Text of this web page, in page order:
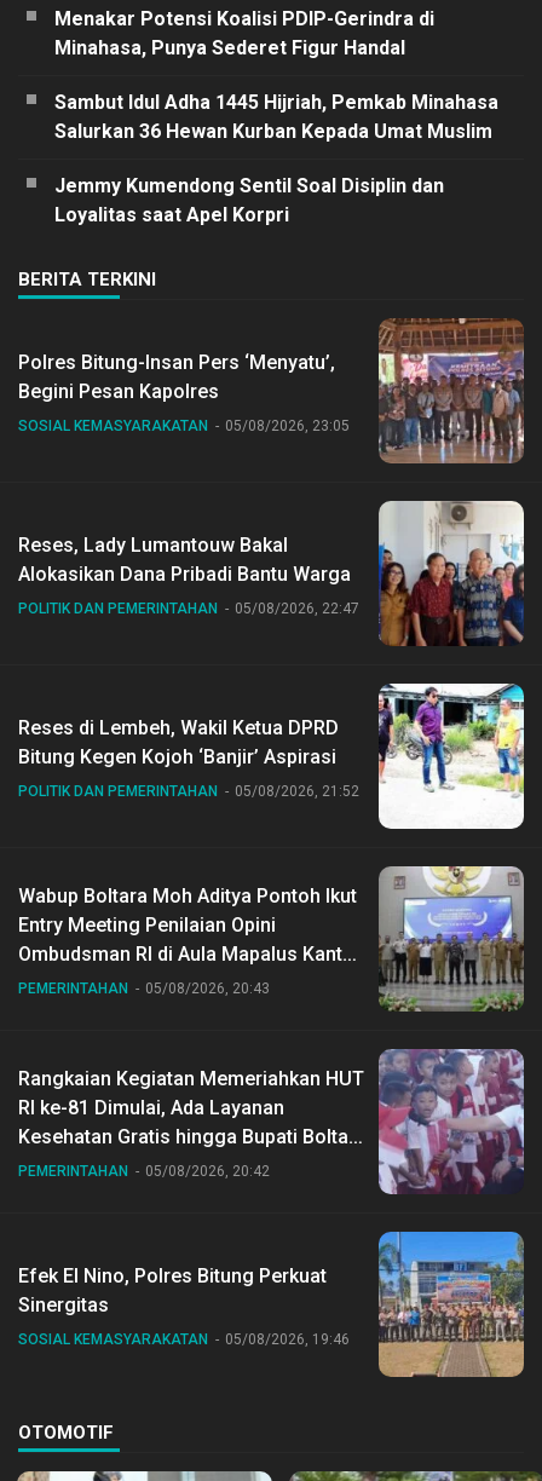
Menakar Potensi Koalisi PDIP-Gerindra di
Minahasa, Punya Sederet Figur Handal
Sambut Idul Adha 1445 Hijriah, Pemkab Minahasa
Salurkan 36 Hewan Kurban Kepada Umat Muslim
Jemmy Kumendong Sentil Soal Disiplin dan
Loyalitas saat Apel Korpri
BERITA TERKINI
Polres Bitung-Insan Pers ‘Menyatu’,
Begini Pesan Kapolres
SOSIAL KEMASYARAKATAN 05/08/2026, 23:05
Reses, Lady Lumantouw Bakal
Alokasikan Dana Pribadi Bantu Warga
POLITIK DAN PEMERINTAHAN 05/08/2026, 22:47
Reses di Lembeh, Wakil Ketua DPRD
Bitung Kegen Kojoh ‘Banjir’ Aspirasi
POLITIK DAN PEMERINTAHAN 05/08/2026, 21:52
Wabup Boltara Moh Aditya Pontoh Ikut
Entry Meeting Penilaian Opini
Ombudsman RI di Aula Mapalus Kantur
Gubernur Sulut
PEMERINTAHAN 05/08/2026, 20:43
Rangkaian Kegiatan Memeriahkan HUT
RI ke-81 Dimulai, Ada Layanan
Kesehatan Gratis hingga Bupati Boltara
Dr Sirajudin Lasena Ikut Jalan Sehat
PEMERINTAHAN 05/08/2026, 20:42
Efek El Nino, Polres Bitung Perkuat
Sinergitas
SOSIAL KEMASYARAKATAN 05/08/2026, 19:46
OTOMOTIF